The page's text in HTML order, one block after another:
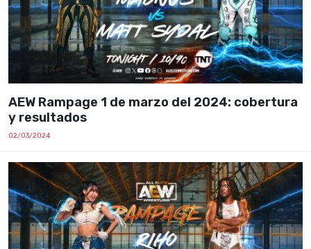
AEW Rampage 1 de marzo del 2024: cobertura
y resultados
02/03/2024